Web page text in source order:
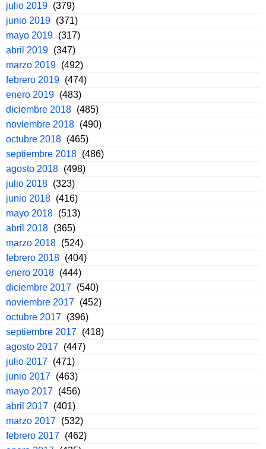
julio 2019 (379)
junio 2019 (371)
mayo 2019 (317)
abril 2019 (347)
marzo 2019 (492)
febrero 2019 (474)
enero 2019 (483)
diciembre 2018 (485)
noviembre 2018 (490)
octubre 2018 (465)
septiembre 2018 (486)
agosto 2018 (498)
julio 2018 (323)
junio 2018 (416)
mayo 2018 (513)
abril 2018 (365)
marzo 2018 (524)
febrero 2018 (404)
enero 2018 (444)
diciembre 2017 (540)
noviembre 2017 (452)
octubre 2017 (396)
septiembre 2017 (418)
agosto 2017 (447)
julio 2017 (471)
junio 2017 (463)
mayo 2017 (456)
abril 2017 (401)
marzo 2017 (532)
febrero 2017 (462)